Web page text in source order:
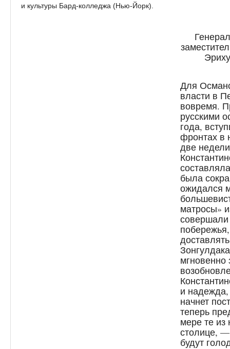
и культуры Бард-колледжа (Нью-Йорк).
Для
власти в
вовремя.
русскими
года,
фронтах в
две
была
ожидался
матросы»
совершали
мгновенно
и
начнет
теперь
мере те из
столице,
будут